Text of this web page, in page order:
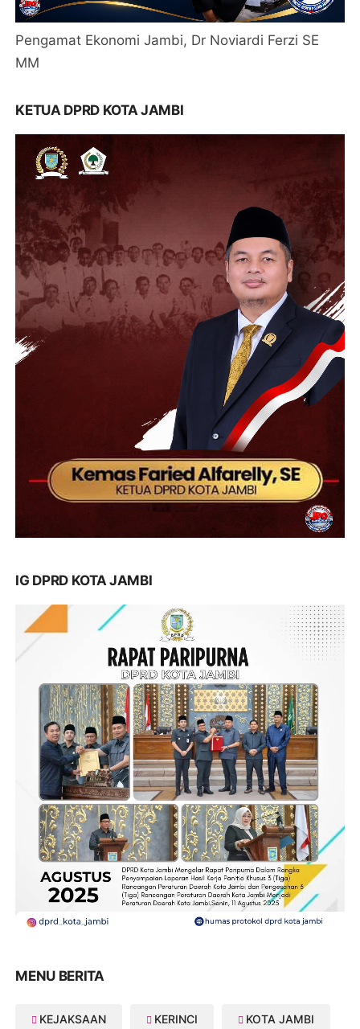
Pengamat Ekonomi Jambi, Dr Noviardi Ferzi SE
MM
KETUA DPRD KOTA JAMBI
IG DPRD KOTA JAMBI
MENU BERITA
KEJAKSAAN KERINCI KOTA JAMBI